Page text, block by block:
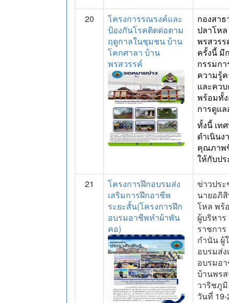
20
โครงการรณรงค์และ
ป้องกันโรคติดต่อตาม
ฤดูกาลในชุมชน บ้าน
โคกศาลา บ้าน
พรสวรรค์
กองสา
ปลาโห
พรสวร
ครั้งนี้ มี
กรรมก
ความรู้ค
และคว
พร้อมทั้
การดูแ
ทั้งนี้ เท
ดำเนิน
คุณภาพ
ให้กับป
21
โครงการฝึกอบรมส่ง
เสริมการฝึกอาชีพ
ระยะสั้น(โครงการฝึก
อบรมอาชีพทำผ้าพัน
คอ)
ข่าวปร
นายอภิ
โหล พ
ผู้บริหา
ราชกา
กำนัน ผู้
อบรมส่
อบรมอ
บ้านพร
วาริชภู
วันที่